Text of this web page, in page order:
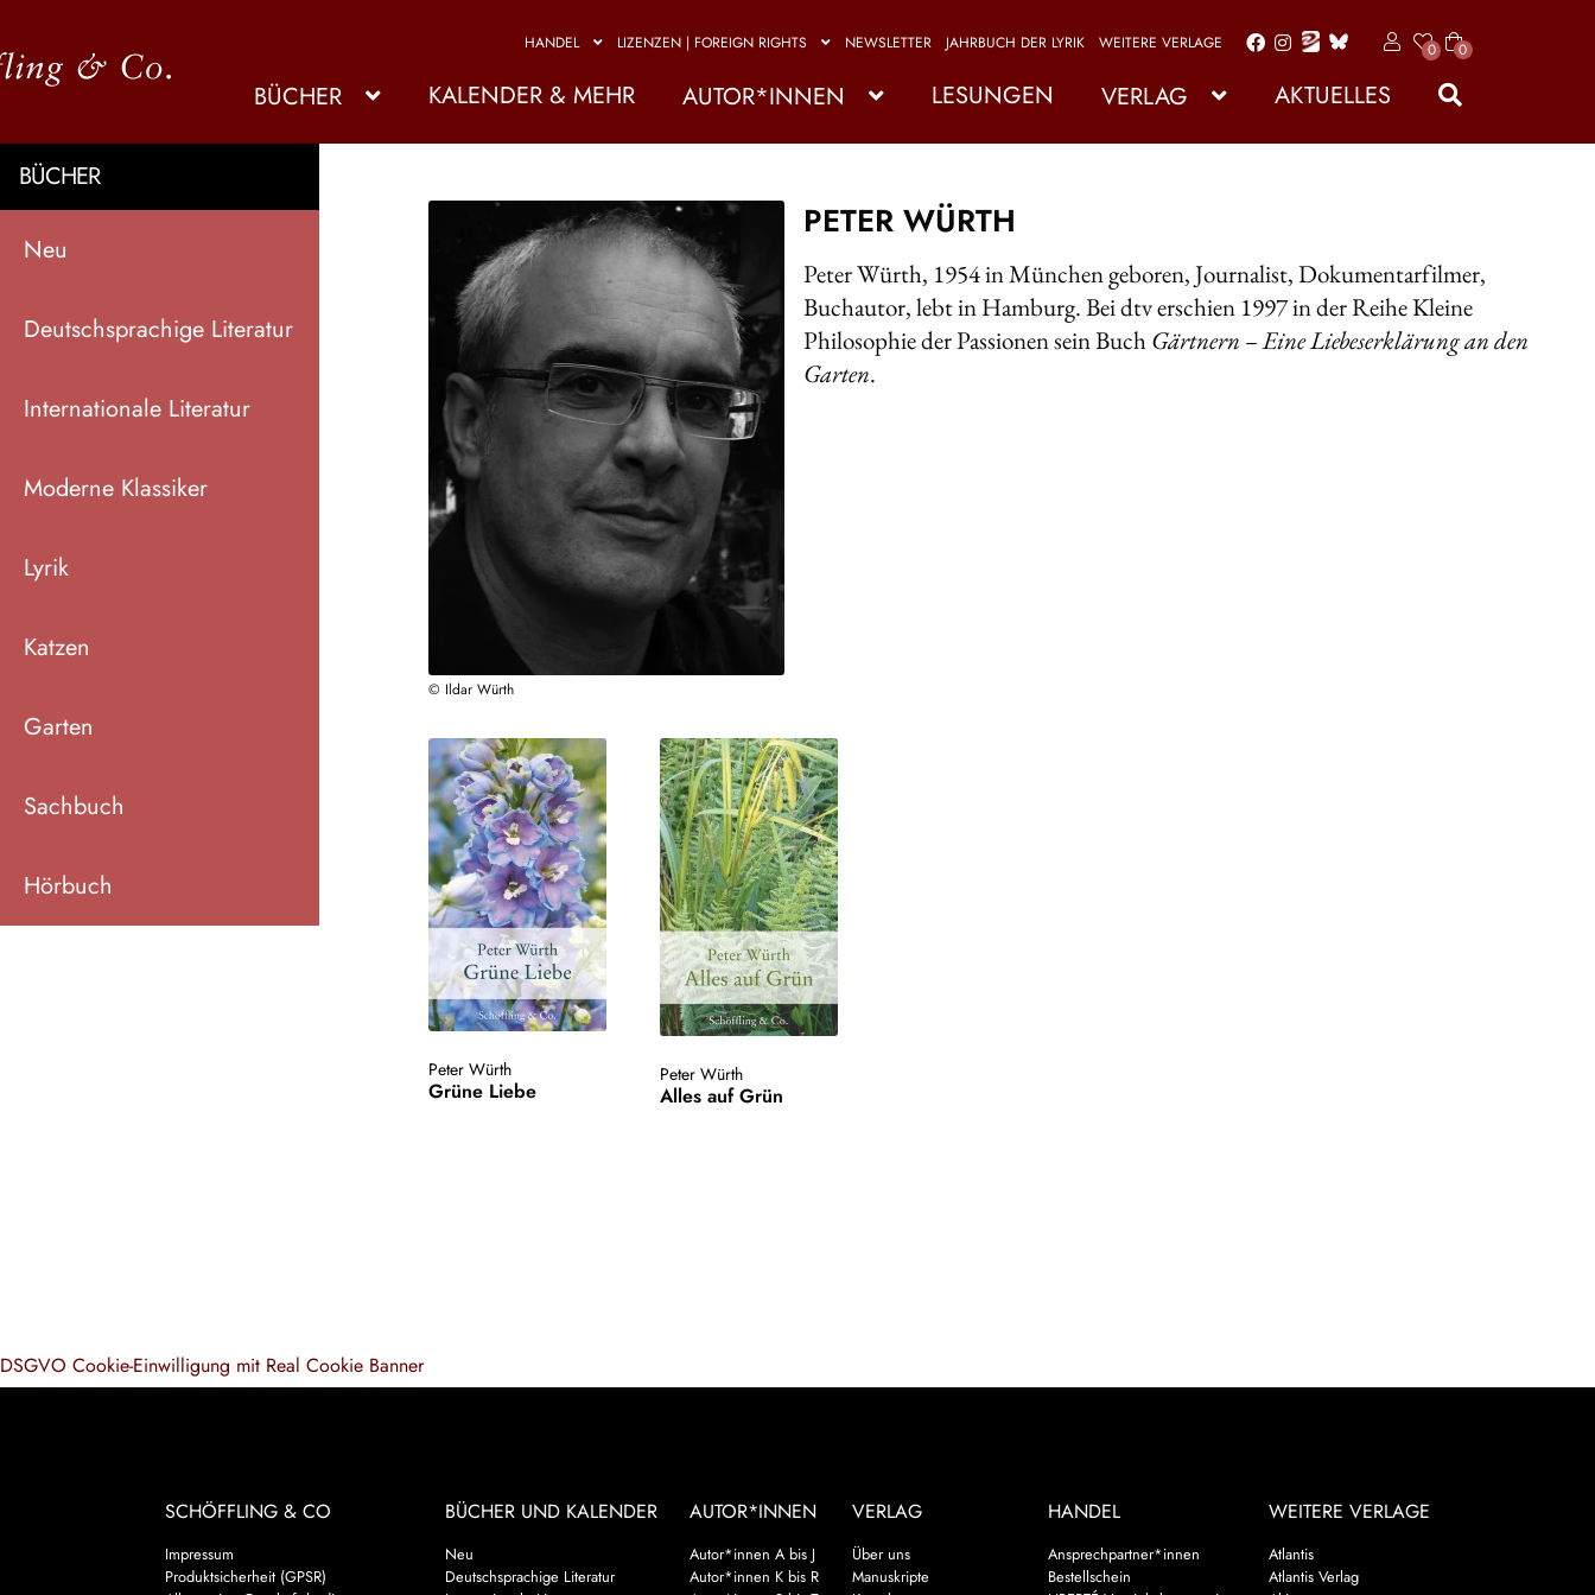
HANDEL LIZENZEN | FOREIGN RIGHTS NEWSLETTER JAHRBUCH DER LYRIK WEITERE VERLAGE 0
0
ike
l
Zur
springen
Zum
springen
BÜCHER KALENDER & MEHR AUTOR*INNEN LESUNGEN VERLAG AKTUELLES
BÜCHER
Neu
Deutschsprachige Literatur
Internationale Literatur
Moderne Klassiker
Lyrik
Katzen
Garten
Sachbuch
Hörbuch
© Ildar Würth
PETER WÜRTH
Peter Würth, 1954 in München geboren, Journalist, Dokumentarfilmer,
Buchautor, lebt in Hamburg. Bei dtv erschien 1997 in der Reihe Kleine
Philosophie der Passionen sein BuchGärtnern – Eine Liebeserklärung an den
Garten.
Peter Würth
Grüne Liebe
Peter Würth
Alles auf Grün
SCHÖFFLING & CO
Impressum
Produktsicherheit (GPSR)
BÜCHER UND KALENDER
Neu
Deutschsprachige Literatur
AUTOR*INNEN
Autor*innen A bis J
Autor*innen K bis R
VERLAG
Über uns
Manuskripte
HANDEL
Ansprechpartner*innen
Bestellschein
WEITERE VERLAGE
Atlantis
Atlantis Verlag
DSGVO Cookie-Einwilligung mit Real Cookie Banner